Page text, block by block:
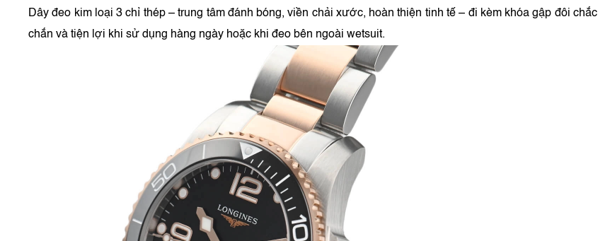
Dây đeo kim loại 3 chỉ thép – trung tâm đánh bóng, viền chải xước, hoàn thiện tinh tế – đi kèm khóa gập đôi chắc
chắn và tiện lợi khi sử dụng hàng ngày hoặc khi đeo bên ngoài wetsuit.